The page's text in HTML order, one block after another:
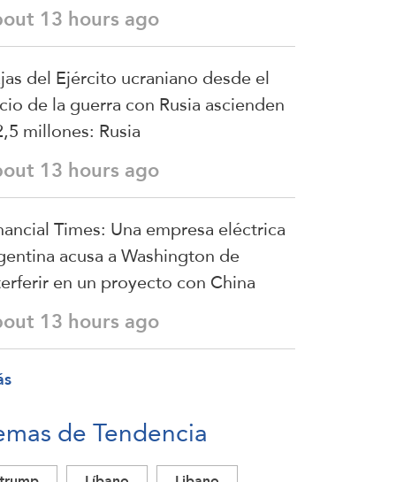
13 hours ago
del Ejército ucraniano desde el
de la guerra con Rusia ascienden
millones: Rusia
13 hours ago
Times: Una empresa eléctrica
acusa a Washington de
en un proyecto con China
13 hours ago
de Tendencia